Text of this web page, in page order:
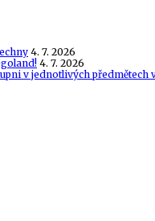
4. 7. 2026
4. 7. 2026
v jednotlivých předmětech